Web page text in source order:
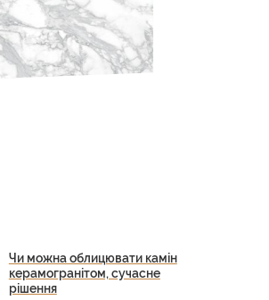
Чи можна облицювати камін
керамогранітом, сучасне
рішення